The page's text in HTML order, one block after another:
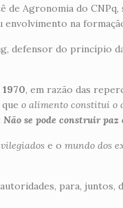
Agronomia do
na
defensor do princípio
1970, em razão das
queo alimento constitui o
Não se pode construir paz
e o mundo dos
para, juntos,